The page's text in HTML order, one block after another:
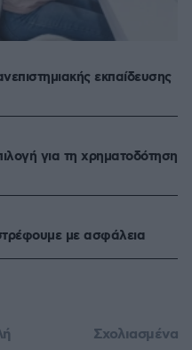
εκπαίδευσης
για τη χρηματοδότηση
με ασφάλεια
Σχολιασμένα